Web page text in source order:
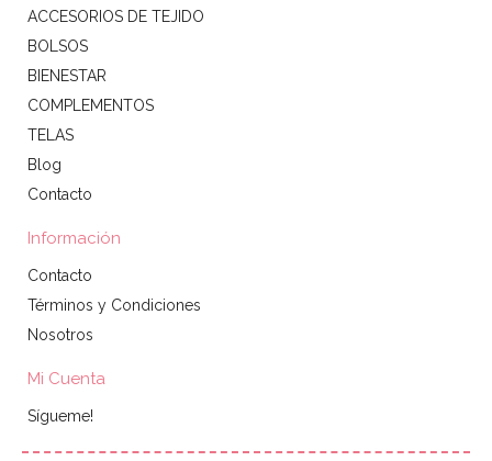
ACCESORIOS DE TEJIDO
BOLSOS
BIENESTAR
COMPLEMENTOS
TELAS
Blog
Contacto
Información
Contacto
Términos y Condiciones
Nosotros
Mi Cuenta
Sígueme!